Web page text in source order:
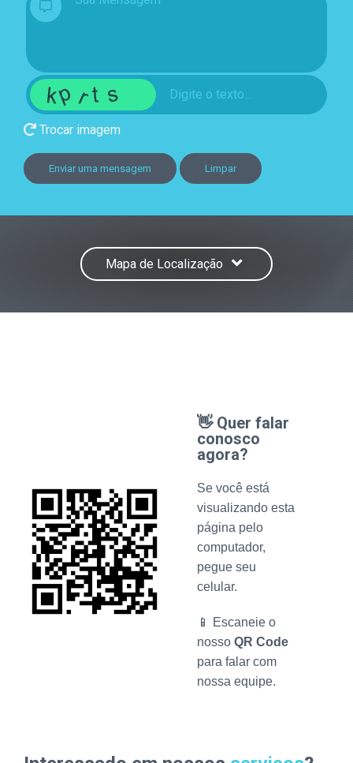
Trocar imagem
Enviar uma mensagem Limpar
Mapa de Localização
👋 Quer falar
conosco
agora?
Se você está
visualizando esta
página pelo
computador,
pegue seu
celular.
📱 Escaneie o
nosso QR Code
para falar com
nossa equipe.